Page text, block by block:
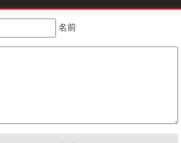
名前